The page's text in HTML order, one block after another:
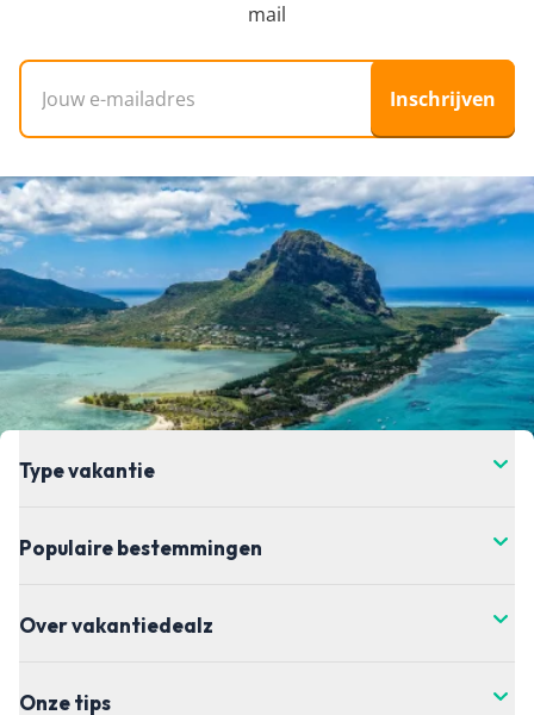
mail
Inschrijven
Type vakantie
Populaire bestemmingen
Over vakantiedealz
Onze tips